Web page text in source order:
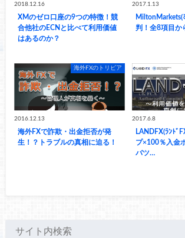
2018.12.16
XMのゼロ口座の9つの特徴！競
合他社のECNと比べて利用価値
はあるのか？
2017.1.13
MiltonMarkets(
判！全8項目か
海外FXのトリビア
2016.12.13
海外FXで詐欺・出金拒否が発
生！？トラブルの真相に迫る！
2017.6.8
LANDFX(ﾗﾝﾄﾞ
プ×100％入金
バツ…